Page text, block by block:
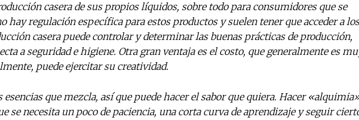
casera de sus propios líquidos, sobre todo para consumidores que se
hay regulación específica para estos productos y suelen tener que acceder a los
casera puede controlar y determinar las buenas prácticas de producción,
a seguridad e higiene. Otra gran ventaja es el costo, que generalmente es
puede ejercitar su creatividad.
esencias que mezcla, así que puede hacer el sabor que quiera. Hacer
se necesita un poco de paciencia, una corta curva de aprendizaje y seguir